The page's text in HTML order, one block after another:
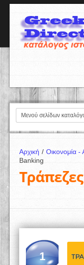
Αρχική / Οικονομία -
Banking
1